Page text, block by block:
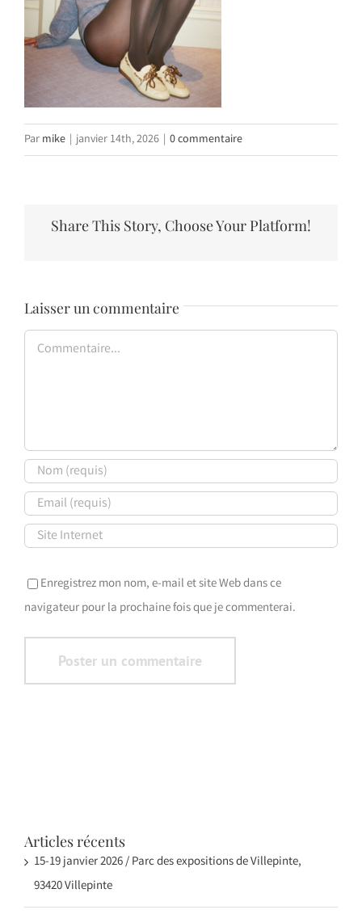
Par mike janvier 14th, 2026 0 commentaire
Share This Story, Choose Your Platform!
Laisser un commentaire
Commentaire
Enregistrez mon nom, e-mail et site Web dans ce
navigateur pour la prochaine fois que je commenterai.
Articles récents
15-19 janvier 2026 / Parc des expositions de Villepinte,
93420 Villepinte